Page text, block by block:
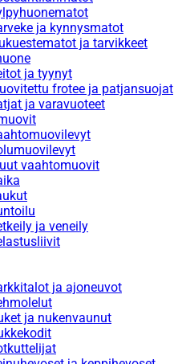
ja kynnysmatot
ja tarvikkeet
ja tyynyt
frotee ja patjansuojat
ja varavuoteet
vaahtomuovit
ja veneily
ja ajoneuvot
ja nukenvaunut